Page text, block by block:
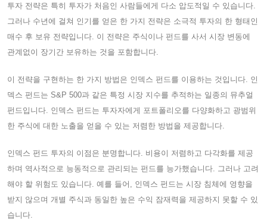
투자 전략은 특히 투자가 처음인 사람들에게 다소 압도적일 수 있습니다.
그러나 수년에 걸쳐 인기를 얻은 한 가지 전략은 소극적 투자의 한 형태인
매수 후 보유 전략입니다. 이 전략은 주식이나 펀드를 사서 시장 변동에
관계없이 장기간 보유하는 것을 포함합니다.
이 전략을 구현하는 한 가지 방법은 인덱스 펀드를 이용하는 것입니다. 인
덱스 펀드는 S&P 500과 같은 특정 시장 지수를 추적하는 일종의 뮤추얼
펀드입니다. 인덱스 펀드는 투자자에게 포트폴리오를 다양화하고 광범위
한 주식에 대한 노출을 얻을 수 있는 저렴한 방법을 제공합니다.
인덱스 펀드 투자의 이점은 분명합니다. 비용이 저렴하고 다각화를 제공
하며 역사적으로 능동적으로 관리되는 펀드를 능가했습니다. 그러나 고려
해야 할 위험도 있습니다. 예를 들어, 인덱스 펀드는 시장 침체에 영향을
받지 않으며 개별 주식과 동일한 높은 수익 잠재력을 제공하지 못할 수 있
습니다.